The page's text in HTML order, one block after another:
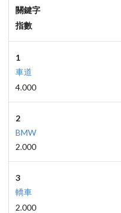
關鍵字
指數
1
車道
4.000
2
BMW
2.000
3
轎車
2.000